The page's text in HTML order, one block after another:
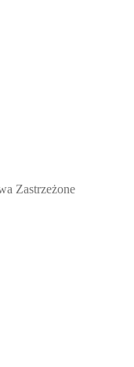
Zastrzeżone